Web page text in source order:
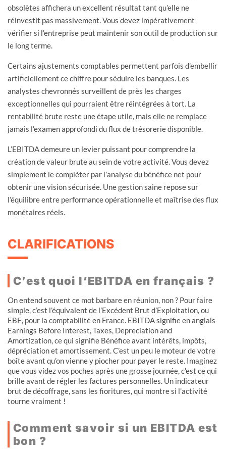
obsolètes affichera un excellent résultat tant qu’elle ne
réinvestit pas massivement. Vous devez impérativement
vérifier si l’entreprise peut maintenir son outil de production sur
le long terme.
Certains ajustements comptables permettent parfois d’embellir
artificiellement ce chiffre pour séduire les banques. Les
analystes chevronnés surveillent de près les charges
exceptionnelles qui pourraient être réintégrées à tort. La
rentabilité brute reste une étape utile, mais elle ne remplace
jamais l’examen approfondi du flux de trésorerie disponible.
L’EBITDA demeure un levier puissant pour comprendre la
création de valeur brute au sein de votre activité. Vous devez
simplement le compléter par l’analyse du bénéfice net pour
obtenir une vision sécurisée. Une gestion saine repose sur
l’équilibre entre performance opérationnelle et maîtrise des flux
monétaires réels.
CLARIFICATIONS
C’est quoi l’EBITDA en français ?
On entend souvent ce mot barbare en réunion, non ? Pour faire
simple, c’est l’équivalent de l’Excédent Brut d’Exploitation, ou
EBE, pour la comptabilité en France. EBITDA signifie en anglais
Earnings Before Interest, Taxes, Depreciation and
Amortization, ce qui signifie Bénéfice avant intérêts, impôts,
dépréciation et amortissement. C’est un peu le moteur de votre
boîte avant qu’on vienne y piocher pour payer le reste. Imaginez
que vous videz vos poches après une grosse journée, c’est ce qui
brille avant de régler les factures personnelles. Un indicateur
brut de décoffrage, sans les fioritures, qui montre si l’activité
tourne vraiment !
Comment savoir si un EBITDA est
bon ?